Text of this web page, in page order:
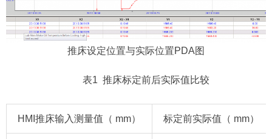
推床设定位置与实际位置PDA图
表1 推床标定前后实际值比较
HMI推床输入测量值（ mm） 标定前实际值（ mm）